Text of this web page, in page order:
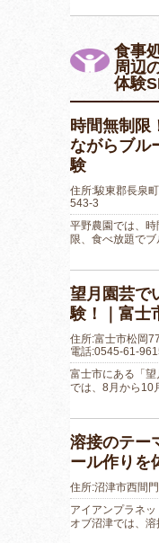
食事
周辺
体験
時間無制限
ながらブル
験
住所:駿東郡長泉
543-3
平野農園では、時
限、食べ放題でブ
望月園芸で
験！｜富士
住所:富士市松岡
電話:0545-61-
富士市にある「望
では、8月から10
溶接のテー
ール作りを
住所:沼津市西間
アイアンプラネッ
オブ沼津では、溶